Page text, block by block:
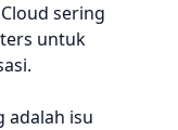
sering
untuk
adalah isu